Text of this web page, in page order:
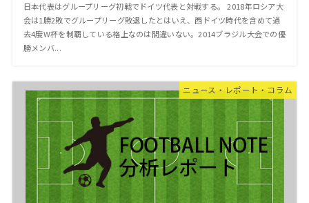
日本代表はグループリーグ初戦でドイツ代表と対戦する。 2018年ロシア大
会は1勝2敗でグループリーグ敗退したとはいえ、西ドイツ時代を含めて過
去4度W杯を制覇している格上なのは間違いない。2014ブラジル大会での優
勝メンバ...
ニュース・レポート・コラム